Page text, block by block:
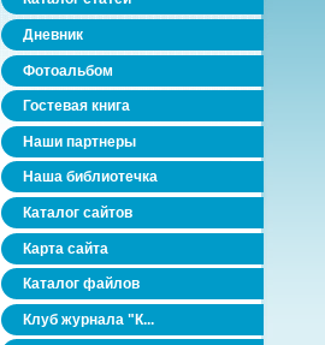
Дневник
Фотоальбом
Гостевая книга
Наши партнеры
Наша библиотечка
Каталог сайтов
Карта сайта
Каталог файлов
Клуб журнала "К...